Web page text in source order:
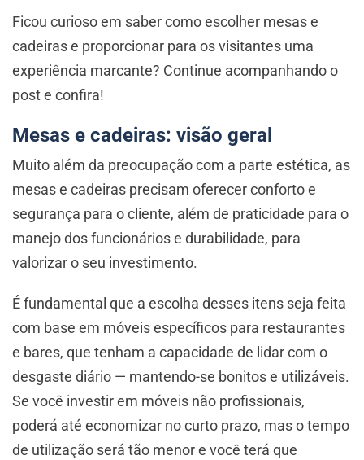
Ficou curioso em saber como escolher mesas e
cadeiras e proporcionar para os visitantes uma
experiência marcante? Continue acompanhando o
post e confira!
Mesas e cadeiras: visão geral
Muito além da preocupação com a parte estética, as
mesas e cadeiras precisam oferecer conforto e
segurança para o cliente, além de praticidade para o
manejo dos funcionários e durabilidade, para
valorizar o seu investimento.
É fundamental que a escolha desses itens seja feita
com base em móveis específicos para restaurantes
e bares, que tenham a capacidade de lidar com o
desgaste diário — mantendo-se bonitos e utilizáveis.
Se você investir em móveis não profissionais,
poderá até economizar no curto prazo, mas o tempo
de utilização será tão menor e você terá que